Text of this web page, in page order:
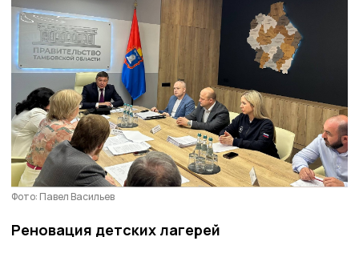
Фото: Павел Васильев
Реновация детских лагерей